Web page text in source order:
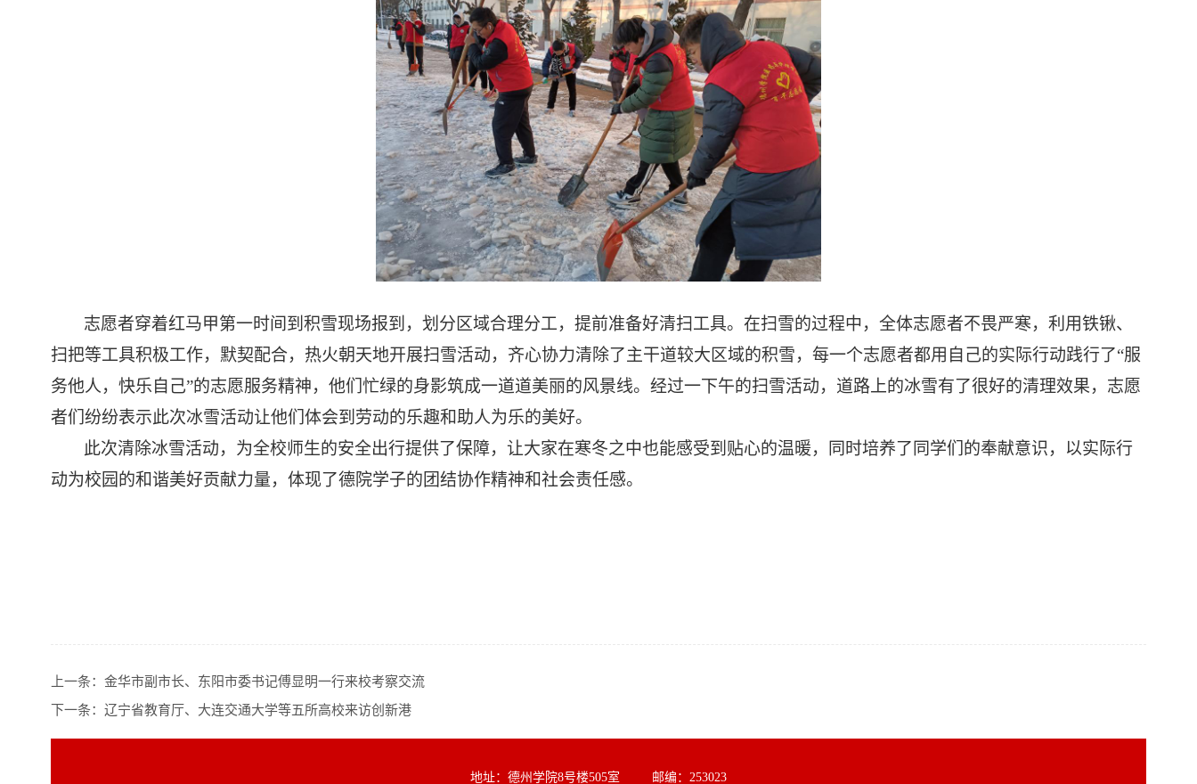
志愿者穿着红马甲第一时间到积雪现场报到，划分区域合理分工，提前准备好清扫工具。在扫雪的过程中，全体志愿者不畏严寒，利用铁锹、
扫把等工具积极工作，默契配合，热火朝天地开展扫雪活动，齐心协力清除了主干道较大区域的积雪，每一个志愿者都用自己的实际行动践行了“服
务他人，快乐自己”的志愿服务精神，他们忙绿的身影筑成一道道美丽的风景线。经过一下午的扫雪活动，道路上的冰雪有了很好的清理效果，志愿
者们纷纷表示此次冰雪活动让他们体会到劳动的乐趣和助人为乐的美好。
此次清除冰雪活动，为全校师生的安全出行提供了保障，让大家在寒冬之中也能感受到贴心的温暖，同时培养了同学们的奉献意识，以实际行
动为校园的和谐美好贡献力量，体现了德院学子的团结协作精神和社会责任感。
上一条： 金华市副市长、东阳市委书记傅显明一行来校考察交流
下一条： 辽宁省教育厅、大连交通大学等五所高校来访创新港
地址：德州学院8号楼505室 邮编：253023